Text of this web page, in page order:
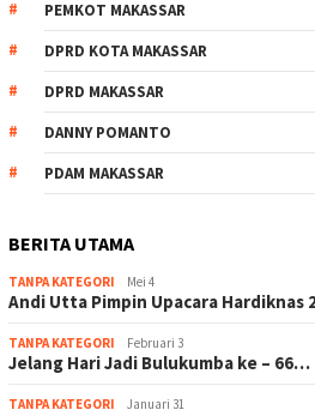
PEMKOT MAKASSAR
DPRD KOTA MAKASSAR
DPRD MAKASSAR
DANNY POMANTO
PDAM MAKASSAR
BERITA UTAMA
TANPA KATEGORI Mei 4
Andi Utta Pimpin Upacara Hardiknas
TANPA KATEGORI Februari 3
Jelang Hari Jadi Bulukumba ke – 66…
TANPA KATEGORI Januari 31